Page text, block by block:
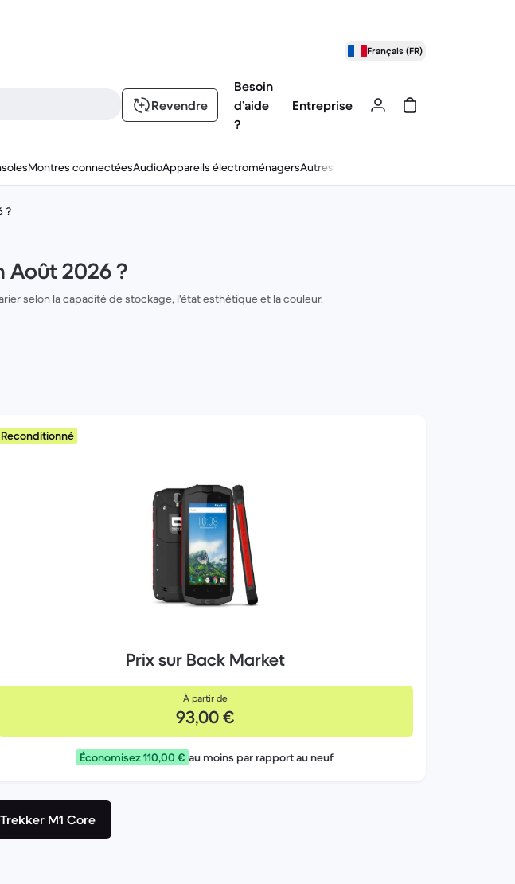
Français (FR)
Revendre
Besoin
d’aide
?
Entreprise
Montres connectéesAudioAppareils électroménagersAutres
?
Août 2026 ?
selon la capacité de stockage, l'état esthétique et la couleur.
Reconditionné
Prix sur Back Market
À partir de
93,00 €
Économisez 110,00 € au moins par rapport au neuf
M1 Core